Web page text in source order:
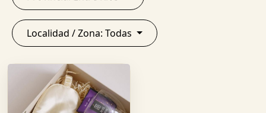
Localidad / Zona: Todas